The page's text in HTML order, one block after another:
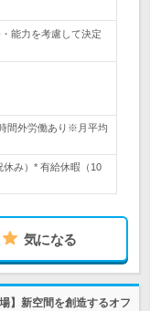
能力を考慮して決定
間外労働あり※月平均
み）* 有給休暇（10
気になる
】新空間を創造するオフ